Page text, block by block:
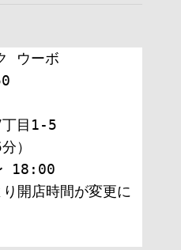
ウーボ
丁目1-5
）
18:00
開店時間が変更に